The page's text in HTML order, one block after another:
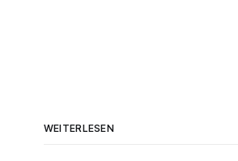
WEITERLESEN